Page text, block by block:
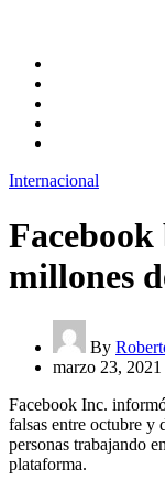
Internacional
millones
By
marzo 23, 2021
Facebook Inc.
falsas entre octubre y
personas trabajando
plataforma.